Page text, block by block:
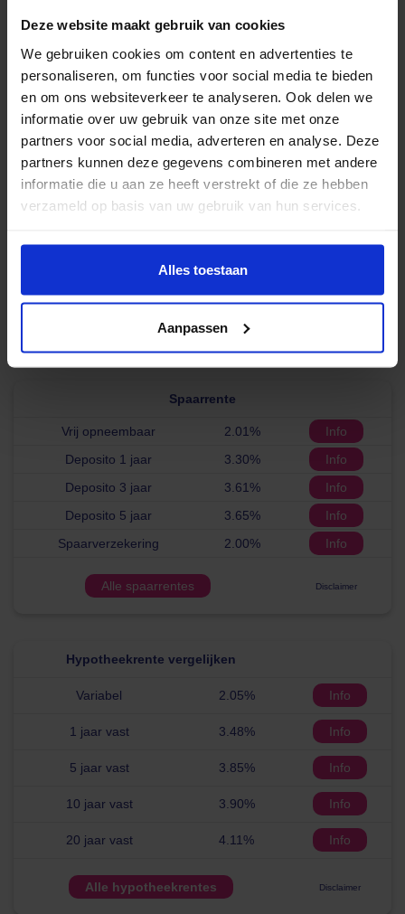
Deze website maakt gebruik van cookies
We gebruiken cookies om content en advertenties te
personaliseren, om functies voor social media te bieden
en om ons websiteverkeer te analyseren. Ook delen we
informatie over uw gebruik van onze site met onze
partners voor social media, adverteren en analyse. Deze
partners kunnen deze gegevens combineren met andere
informatie die u aan ze heeft verstrekt of die ze hebben
verzameld op basis van uw gebruik van hun services.
Alles toestaan
Aanpassen
Geld lenen
5000 euro 8.90%
Info
10000 euro
6.00%
Info
Alle Leenrentes
Spaarrente
Vrij opneembaar 2.01%
Info
Deposito 1 jaar
3.30%
Info
Deposito 3 jaar
3.61%
Info
Deposito 5 jaar
3.65%
Info
Spaarverzekering
2.00% Info
Alle spaarrentes Disclaimer
Hypotheekrente vergelijken
Variabel 2.05% Info
1 jaar vast 3.48% Info
5 jaar vast 3.85% Info
10 jaar vast 3.90% Info
20 jaar vast 4.11% Info
Alle hypotheekrentes Disclaimer